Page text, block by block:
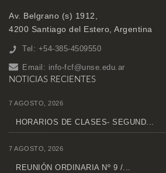
Av. Belgrano (s) 1912,
4200 Santiago del Estero, Argentina
Tel: +54-385-4509550
Email: info-fcf@unse.edu.ar
NOTICIAS RECIENTES
7 AGOSTO, 2026
HORARIOS DE CLASES- SEGUND...
7 AGOSTO, 2026
REUNIÓN ORDINARIA Nº 9 /...